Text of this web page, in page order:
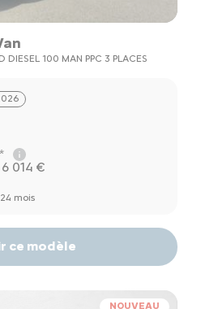
DIESEL 100 MAN PPC 3 PLACES
014 €
mois
ce modèle
NOUVEAU